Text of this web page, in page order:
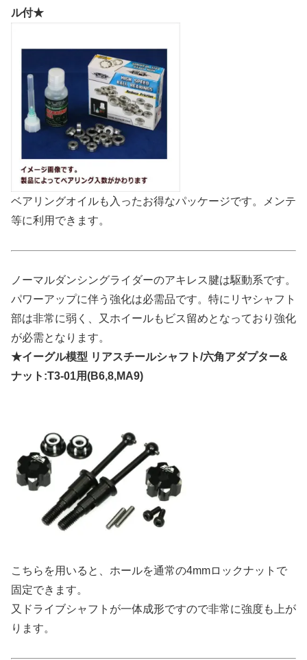
ル付★
ベアリングオイルも入ったお得なパッケージです。メンテ
等に利用できます。
ノーマルダンシングライダーのアキレス腱は駆動系です。
パワーアップに伴う強化は必需品です。特にリヤシャフト
部は非常に弱く、又ホイールもビス留めとなっており強化
が必需となります。
★イーグル模型 リアスチールシャフト/六角アダプター&
ナット:T3-01用(B6,8,MA9)
こちらを用いると、ホールを通常の4mmロックナットで
固定できます。
又ドライブシャフトが一体成形ですので非常に強度も上が
ります。